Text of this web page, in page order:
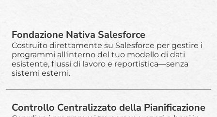
Fondazione Nativa Salesforce
Costruito direttamente su Salesforce per gestire i
programmi all'interno del tuo modello di dati
esistente, flussi di lavoro e reportistica—senza
sistemi esterni.
Controllo Centralizzato della Pianificazione